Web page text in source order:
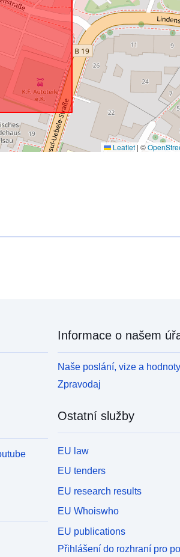
Leaflet | ©
Informace o našem
Naše poslání, vize a hodnoty
Zpravodaj
Ostatní služby
EU law
EU tenders
EU research results
EU Whoiswho
EU publications
Přihlášení do rozhraní pro